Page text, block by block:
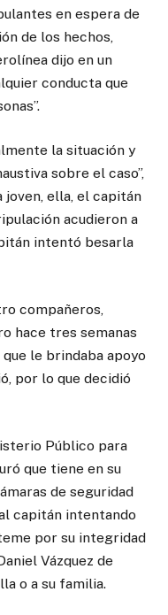
en espera de
de los hechos,
dijo en un
conducta que
la situación y
sobre el caso”,
joven, ella, el capitán
acudieron a
intentó besarla
compañeros,
hace tres semanas
le brindaba apoyo
por lo que decidió
Público para
que tiene en su
de seguridad
capitán intentando
por su integridad
Vázquez de
o a su familia.